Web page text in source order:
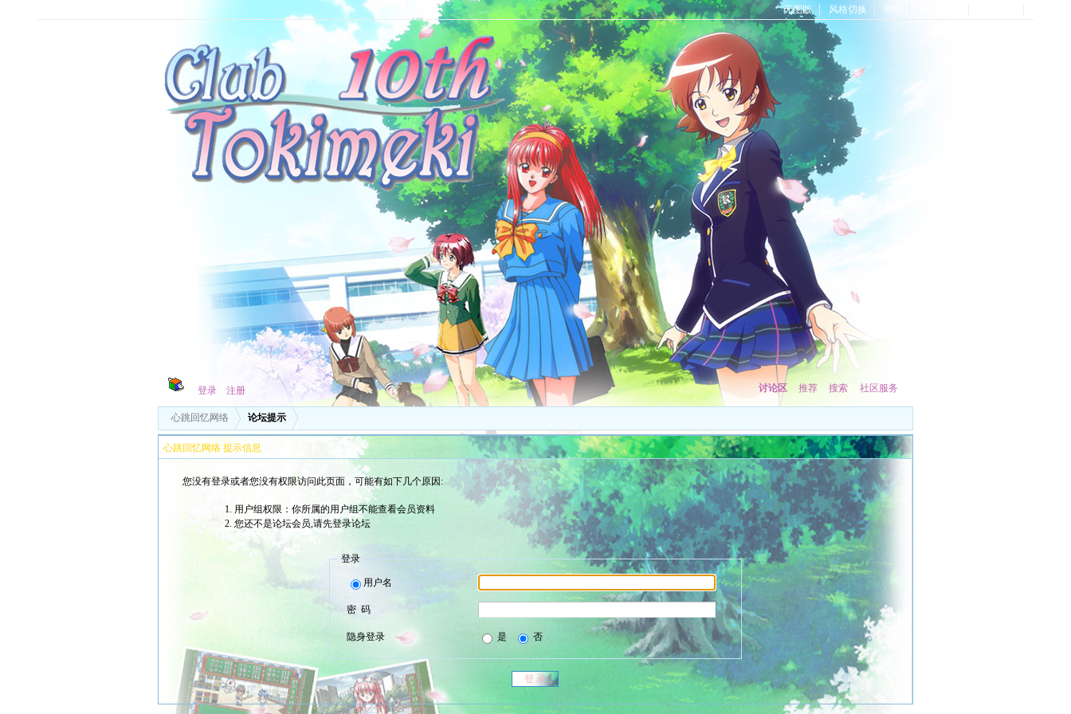
无图版 风格切换 帮助
登录 注册 讨论区 推荐 搜索 社区服务
心跳回忆网络 论坛提示
心跳回忆网络 提示信息
您没有登录或者您没有权限访问此页面，可能有如下几个原因:
用户组权限：你所属的用户组不能查看会员资料
您还不是论坛会员,请先登录论坛
登录
用户名
密 码
隐身登录 是 否